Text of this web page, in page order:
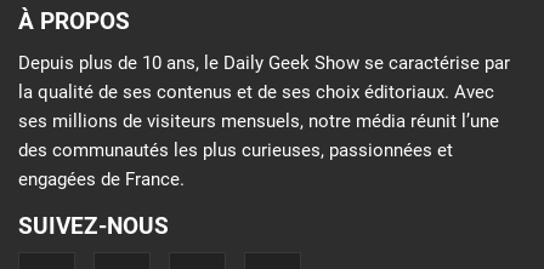
À PROPOS
Depuis plus de 10 ans, le Daily Geek Show se caractérise par
la qualité de ses contenus et de ses choix éditoriaux. Avec
ses millions de visiteurs mensuels, notre média réunit l’une
des communautés les plus curieuses, passionnées et
engagées de France.
SUIVEZ-NOUS